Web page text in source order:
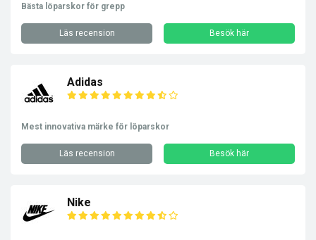
Bästa löparskor för grepp
Läs recension Besök här
Adidas
Mest innovativa märke för löparskor
Läs recension Besök här
Nike